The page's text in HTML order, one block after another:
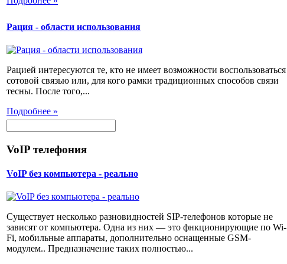
Рация - области использования
Рацией интересуются те, кто не имеет возможности воспользоваться
сотовой связью или, для кого рамки традиционных способов связи
тесны. После того,...
Подробнее »
VoIP телефония
VoIP без компьютера - реально
Существует несколько разновидностей SIP-телефонов которые не
зависят от компьютера. Одна из них — это фнкционирующие по Wi-
Fi, мобильные аппараты, дополнительно оснащенные GSM-
модулем.. Предназначение таких полностью...